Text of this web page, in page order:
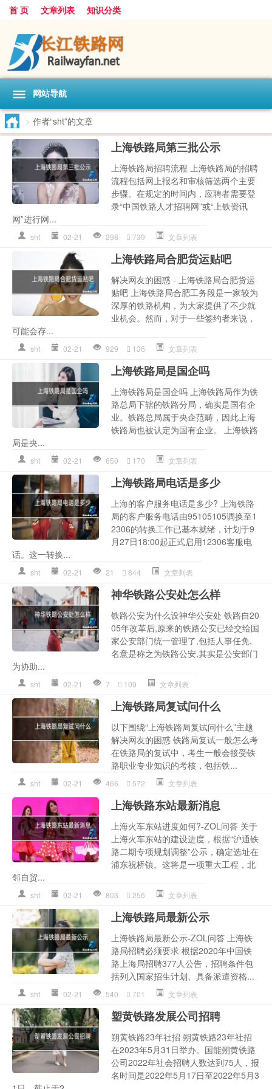
首 页 文章列表 知识分类
网站导航
> 作者“sht”的文章
上海铁路局第三批公示
上海铁路局招聘流程 上海铁路局的招聘
流程包括网上报名和审核筛选两个主要
步骤。在规定的时间内，应聘者需要登
录“中国铁路人才招聘网”或“上铁资讯
网”进行网...
sht 02-21 298 739 文章列表
上海铁路局合肥货运贴吧
解决网友的困惑 - 上海铁路局合肥货运
贴吧 上海铁路局合肥工务段是一家较为
深厚的铁路机构，为大家提供了不少就
业机会。然而，对于一些签约者来说，
可能会存...
sht 02-21 929 136 文章列表
上海铁路局是国企吗
上海铁路局是国企吗 上海铁路局作为铁
路总局下辖的铁路分局，确实是国有企
业。铁路总局属于央企范畴，因此上海
铁路局也被认定为国有企业。 上海铁路
局是央...
sht 02-21 650 170 文章列表
上海铁路局电话是多少
上海的客户服务电话是多少? 上海铁路
局的客户服务电话由95105105调换至1
2306的转换工作已基本就绪，计划于9
月27日18:00起正式启用12306客服电
话。这一转换...
sht 02-21 21 844 文章列表
神华铁路公安处怎么样
铁路公安为什么设神华公安处 铁路自20
05年改革后,原来的铁路公安已经交给国
家公安部门统一管理了,包括人事任免,
名意是称之为铁路公安,其实是公安部门
为协助...
sht 02-21 7 109 文章列表
上海铁路局复试问什么
以下围绕“上海铁路局复试问什么”主题
解决网友的困惑 铁路局复试一般怎么考
在铁路局的复试中，考生一般会接受铁
路职业专业知识的考核，包括铁...
sht 02-21 466 572 文章列表
上海铁路东站最新消息
上海火车东站进度如何?-ZOL问答 关于
上海火车东站的建设进度，根据“沪通铁
路二期专项规划调整”公示，确定选址在
浦东祝桥镇。这将是一项重大工程，北
邻自贸...
sht 02-21 803 256 文章列表
上海铁路局最新公示
上海铁路局最新公示-ZOL问答 上海铁
路局招聘必须要求 根据2020年中国铁
路上海局招聘377人公告，招聘条件包
括列入国家招生计划、具备派遣资格...
sht 02-21 540 701 文章列表
塑黄铁路发展公司招聘
朔黄铁路23年社招 朔黄铁路23年社招
在2023年5月31日举办。国能朔黄铁路
公司2022年社会招聘人数达到75人，报
名时间是2022年5月17日至2022年5月3